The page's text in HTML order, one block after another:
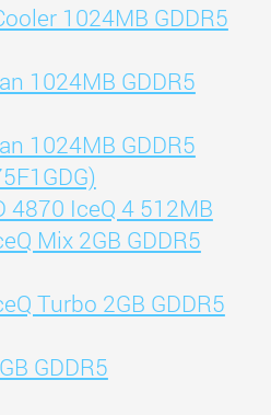
1024MB GDDR5
1024MB GDDR5
1024MB GDDR5
4870 IceQ 4 512MB
Mix 2GB GDDR5
Turbo 2GB GDDR5
GDDR5